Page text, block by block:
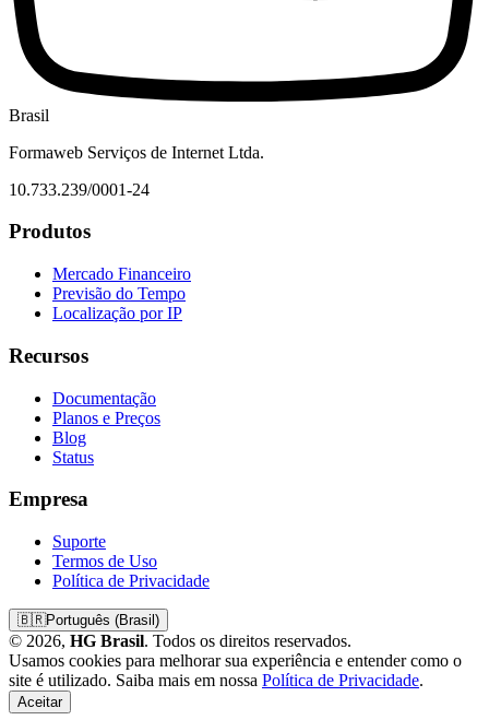
Brasil
Formaweb Serviços de Internet Ltda.
10.733.239/0001-24
Produtos
Mercado Financeiro
Previsão do Tempo
Localização por IP
Recursos
Documentação
Planos e Preços
Blog
Status
Empresa
Suporte
Termos de Uso
Política de Privacidade
🇧🇷Português (Brasil)
© 2026, HG Brasil. Todos os direitos reservados.
Usamos cookies para melhorar sua experiência e entender como o
site é utilizado. Saiba mais em nossa Política de Privacidade.
Aceitar